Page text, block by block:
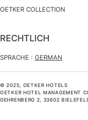
OETKER COLLECTION
RECHTLICH
SPRACHE : GERMAN
© 2025, OETKER HOTELS
OETKER HOTEL MANAGEMENT
GEHRENBERG 2, 33602